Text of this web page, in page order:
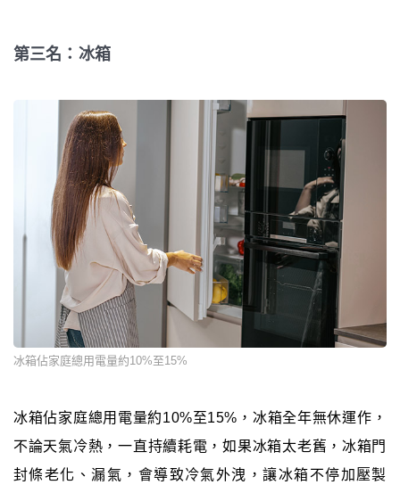
第三名：冰箱
冰箱佔家庭總用電量約10%至15%
冰箱佔家庭總用電量約10%至15%，冰箱全年無休運作，
不論天氣冷熱，一直持續耗電，如果冰箱太老舊，冰箱門
封條老化、漏氣，會導致冷氣外洩，讓冰箱不停加壓製